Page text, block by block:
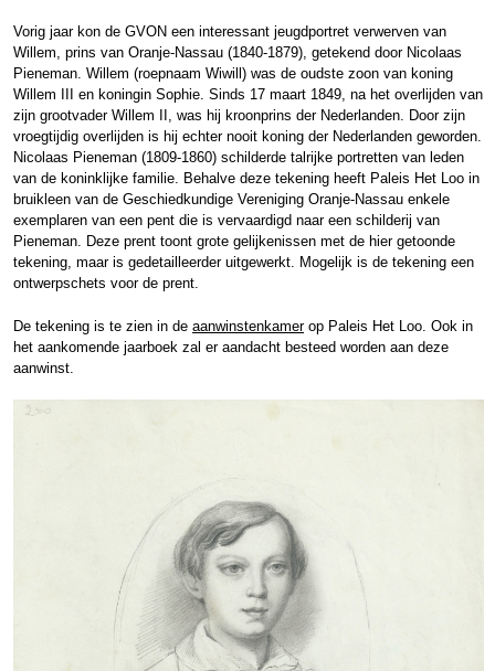
Vorig jaar kon de GVON een interessant jeugdportret verwerven van
Willem, prins van Oranje-Nassau (1840-1879), getekend door Nicolaas
Pieneman. Willem (roepnaam Wiwill) was de oudste zoon van koning
Willem III en koningin Sophie. Sinds 17 maart 1849, na het overlijden van
zijn grootvader Willem II, was hij kroonprins der Nederlanden. Door zijn
vroegtijdig overlijden is hij echter nooit koning der Nederlanden geworden.
Nicolaas Pieneman (1809-1860) schilderde talrijke portretten van leden
van de koninklijke familie. Behalve deze tekening heeft Paleis Het Loo in
bruikleen van de Geschiedkundige Vereniging Oranje-Nassau enkele
exemplaren van een pent die is vervaardigd naar een schilderij van
Pieneman. Deze prent toont grote gelijkenissen met de hier getoonde
tekening, maar is gedetailleerder uitgewerkt. Mogelijk is de tekening een
ontwerpschets voor de prent.
De tekening is te zien in de aanwinstenkamerop Paleis Het Loo. Ook in
het aankomende jaarboek zal er aandacht besteed worden aan deze
aanwinst.